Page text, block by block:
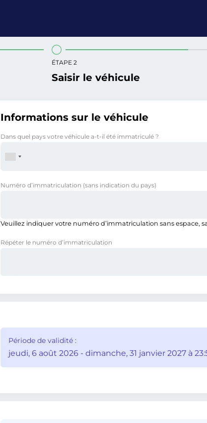
ÉTAPE 2
Saisir le véhicule
Informations sur le véhicule
Dans quel pays votre véhicule a-t-il été immatriculé ?
Numéro d’immatriculation (sans indication du pays)
Veuillez indiquer votre numéro d’immatriculation sans espace,
Répéter le numéro d’immatriculation
Période de validité :
jeudi, 6 août 2026 - dimanche, 31 janvier 2027 à